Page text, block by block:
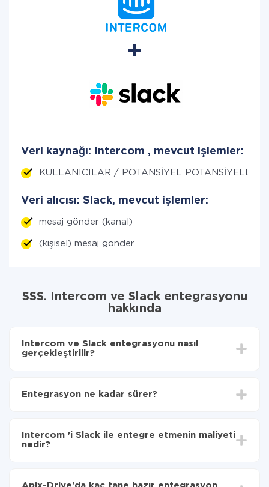
Veri kaynağı: Intercom , mevcut işlemler:
KULLANICILAR / POTANSİYEL POTANSİYELLER
Veri alıcısı: Slack, mevcut işlemler:
mesaj gönder (kanal)
(kişisel) mesaj gönder
SSS. Intercom ve Slack entegrasyonu
hakkında
Intercom ve Slack entegrasyonu nasıl
gerçekleştirilir?
seçin
aktarılacaktır.
Entegrasyon ne kadar sürer?
olarak, 10-15 dakika sürer.
Intercom 'i Slack ile entegre etmenin maliyeti
nedir?